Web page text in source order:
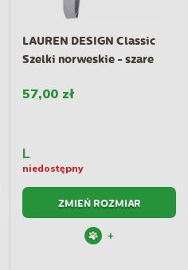
LAUREN DESIGN Classic
Szelki norweskie - szare
57,00 zł
L
niedostępny
ZMIEŃ ROZMIAR
+